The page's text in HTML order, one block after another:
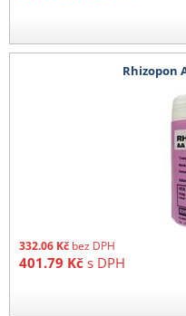
Rhizopon
332.06 Kč bez DPH
401.79 Kč s DPH